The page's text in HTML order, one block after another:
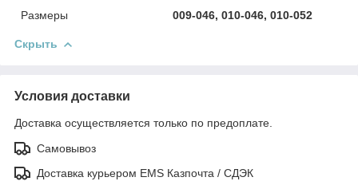
Размеры
009-046, 010-046, 010-052
Скрыть
Условия доставки
Доставка осуществляется только по предоплате.
Самовывоз
Доставка курьером EMS Казпочта / СДЭК